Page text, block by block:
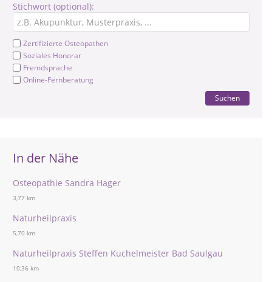
Stichwort (optional):
Zertifizierte Osteopathen
Soziales Honorar
Fremdsprache
Online-Fernberatung
Suchen
In der Nähe
Osteopathie Sandra Hager
3,77 km
Naturheilpraxis
5,70 km
Naturheilpraxis Steffen Kuchelmeister Bad Saulgau
10,36 km